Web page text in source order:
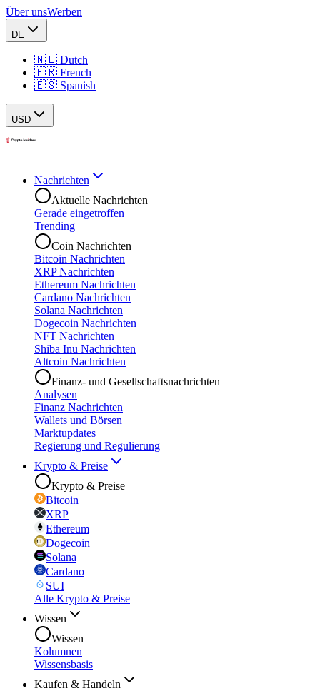
Über unsWerben
DE
🇳🇱 Dutch
🇫🇷 French
🇪🇸 Spanish
USD
Nachrichten
Aktuelle Nachrichten
Gerade eingetroffen
Trending
Coin Nachrichten
Bitcoin Nachrichten
XRP Nachrichten
Ethereum Nachrichten
Cardano Nachrichten
Solana Nachrichten
Dogecoin Nachrichten
NFT Nachrichten
Shiba Inu Nachrichten
Altcoin Nachrichten
Finanz- und Gesellschaftsnachrichten
Analysen
Finanz Nachrichten
Wallets und Börsen
Marktupdates
Regierung und Regulierung
Krypto & Preise
Krypto & Preise
Bitcoin
XRP
Ethereum
Dogecoin
Solana
Cardano
SUI
Alle Krypto & Preise
Wissen
Wissen
Kolumnen
Wissensbasis
Kaufen & Handeln